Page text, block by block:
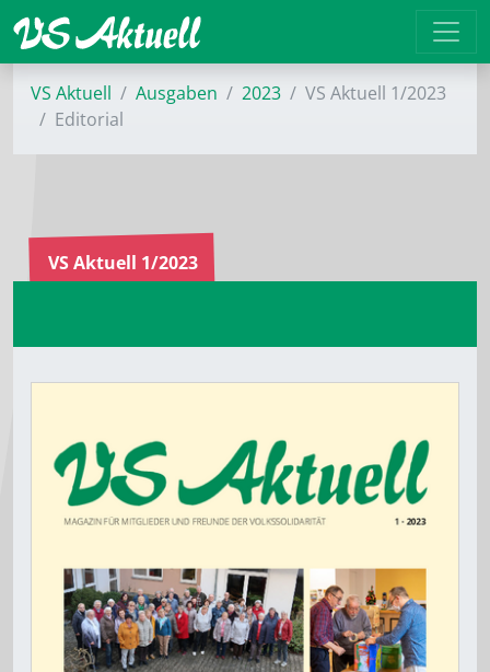
VS Aktuell Ausgaben 2023
VS Aktuell 1/2023
Editorial
VS Aktuell 1/2023